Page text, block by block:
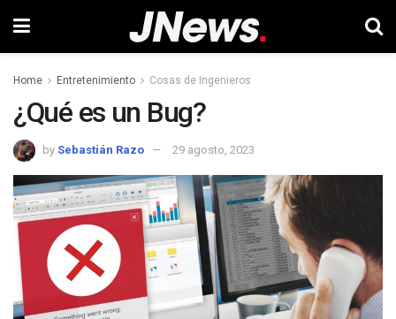
Home Entretenimiento Cosas de Ingenieros
¿Qué es un Bug?
by Sebastián Razo 29 agosto, 2023